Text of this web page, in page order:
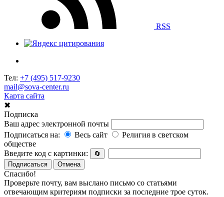
RSS
Тел: +7 (495) 517-9230
mail@sova-center.ru
Карта сайта
✖
Подписка
Ваш адрес электронной почты
Подписаться на:
Весь сайт
Религия в светском
обществе
Введите код с картинки:
🔄
Подписаться
Отмена
Спасибо!
Проверьте почту, вам выслано письмо со статьями
отвечающим критериям подписки за последние трое суток.